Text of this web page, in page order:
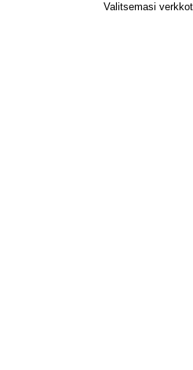
Valitsemasi